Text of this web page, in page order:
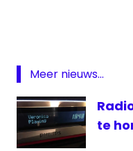
digitale
Laag
MTVNL
Meer nieuws...
te